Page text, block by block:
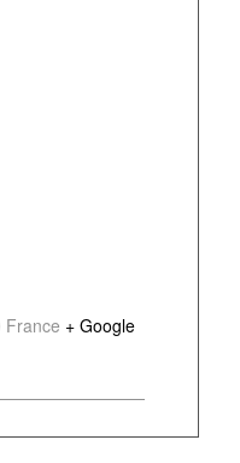
France + Google